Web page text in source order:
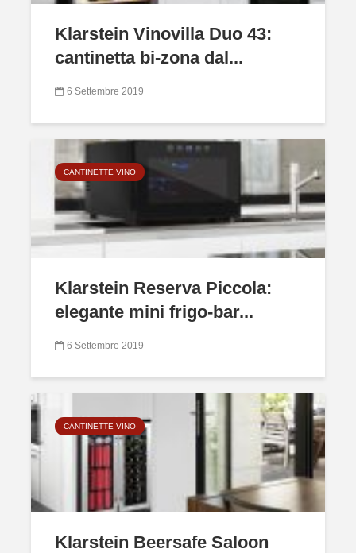
Klarstein Vinovilla Duo 43:
cantinetta bi-zona dal...
6 Settembre 2019
CANTINETTE VINO
Klarstein Reserva Piccola:
elegante mini frigo-bar...
6 Settembre 2019
CANTINETTE VINO
Klarstein Beersafe Saloon